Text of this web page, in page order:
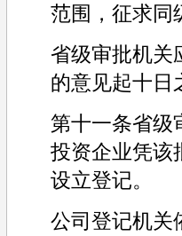
范围，征求同
省级审批机关
的意见起十日
第十一条省级
投资企业凭该
设立登记。
公司登记机关